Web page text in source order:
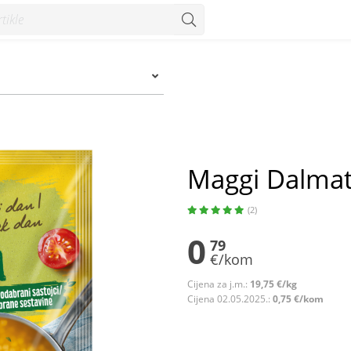
Maggi
(2)
0 79
€/kom
Cijena za j.m.: 19,75 €/kg
Cijena 02.05.2025.: 0,75 €/kom